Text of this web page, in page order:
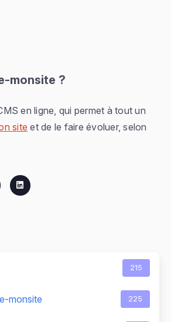
monsite ?
en ligne, qui permet à tout un
site et de le faire évoluer, selon
215
monsite 225